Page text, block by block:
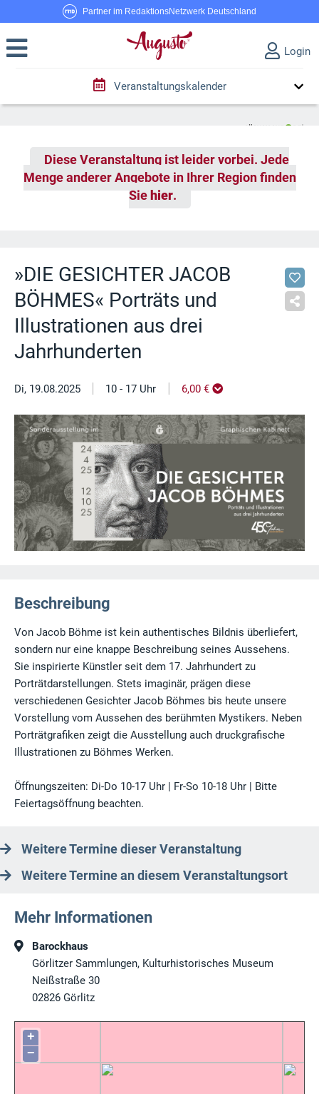
Partner im RedaktionsNetzwerk Deutschland
Login
Veranstaltungskalender
Diese Veranstaltung ist leider vorbei. Jede
Menge anderer Angebote in Ihrer Region finden
Sie hier.
»DIE GESICHTER JACOB
BÖHMES« Porträts und
Illustrationen aus drei
Jahrhunderten
Di, 19.08.2025 | 10 - 17 Uhr | 6,00 €
Beschreibung
Von Jacob Böhme ist kein authentisches Bildnis überliefert,
sondern nur eine knappe Beschreibung seines Aussehens.
Sie inspirierte Künstler seit dem 17. Jahrhundert zu
Porträtdarstellungen. Stets imaginär, prägen diese
verschiedenen Gesichter Jacob Böhmes bis heute unsere
Vorstellung vom Aussehen des berühmten Mystikers. Neben
Porträtgrafiken zeigt die Ausstellung auch druckgrafische
Illustrationen zu Böhmes Werken.
Öffnungszeiten: Di-Do 10-17 Uhr | Fr-So 10-18 Uhr | Bitte
Feiertagsöffnung beachten.
Weitere Termine dieser Veranstaltung
Weitere Termine an diesem Veranstaltungsort
Mehr Informationen
Barockhaus
Görlitzer Sammlungen, Kulturhistorisches Museum
Neißstraße 30
02826 Görlitz
+
−